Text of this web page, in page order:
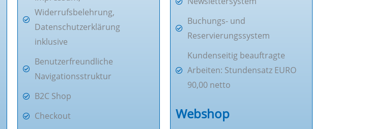
Widerrufsbelehrung,
Datenschutzerklärung
inklusive
Benutzerfreundliche
Navigationsstruktur
B2C Shop
Checkout
Buchungs- und
Reservierungssystem
Kundenseitig beauftragte
Arbeiten: Stundensatz EURO
90,00 netto
Webshop